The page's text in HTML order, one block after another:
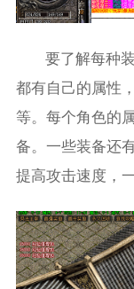
要了解每种
都有自己的属性
等。每个角色的
备。一些装备还
提高攻击速度，